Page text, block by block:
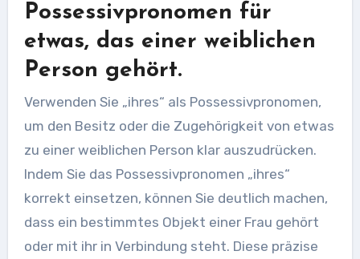
Possessivpronomen für
etwas, das einer weiblichen
Person gehört.
Verwenden Sie „ihres“ als Possessivpronomen,
um den Besitz oder die Zugehörigkeit von etwas
zu einer weiblichen Person klar auszudrücken.
Indem Sie das Possessivpronomen „ihres“
korrekt einsetzen, können Sie deutlich machen,
dass ein bestimmtes Objekt einer Frau gehört
oder mit ihr in Verbindung steht. Diese präzise